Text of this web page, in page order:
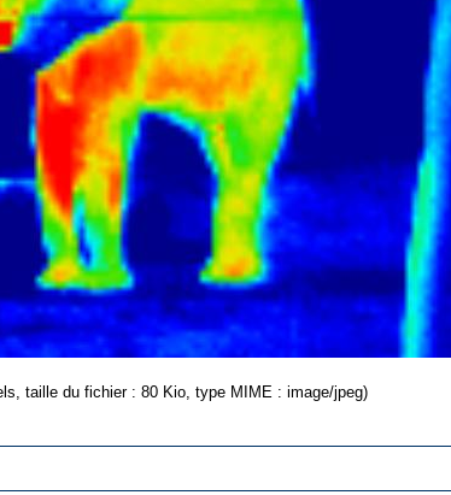
taille du fichier : 80 Kio, type MIME : image/jpeg)